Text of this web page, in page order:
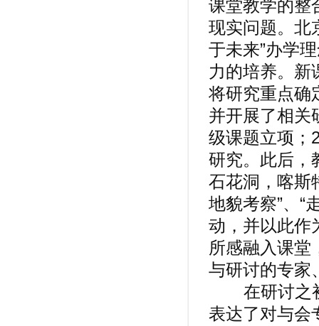
课堂教学的整
现实问题。北
于未来”办学
力的培养。新
将研究重点确
并开展了相关
级课题立项；
研究。此后，
石花洞，喀斯
地貌考察”、“
动，并以此作
所感融入课堂
与研讨的专家
在研讨之初
表达了对与会